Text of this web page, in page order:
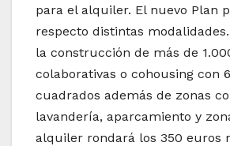
para el alquiler. El nuevo Plan
respecto distintas
la construcción de más de
colaborativas o cohousing con
cuadrados además de zonas
lavandería, aparcamiento y
alquiler rondará los 350 euros